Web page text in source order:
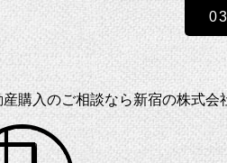
購入のご相談なら新宿の株式会